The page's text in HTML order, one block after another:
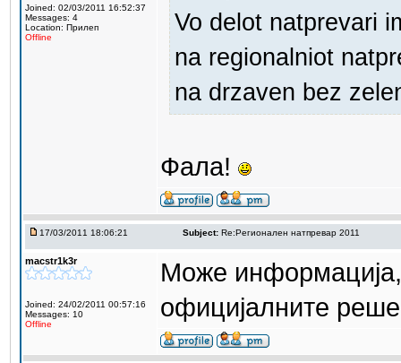
Joined: 02/03/2011 16:52:37
Messages: 4
Location: Прилеп
Offline
Vo delot natprevari
na regionalniot
na drzaven bez
Фала!
17/03/2011 18:06:21 Subject: Re:Регионален натпревар 2011
macstr1k3r
Joined: 24/02/2011 00:57:16
Messages: 10
Offline
Може информација,
официјалните